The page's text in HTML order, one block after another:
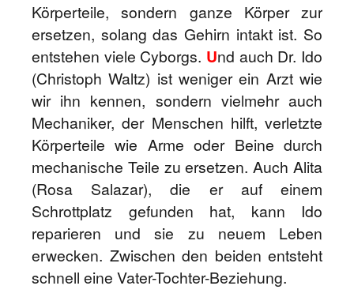
Körperteile, sondern ganze Körper zur
ersetzen, solang das Gehirn intakt ist. So
entstehen viele Cyborgs. Und auch Dr. Ido
(Christoph Waltz) ist weniger ein Arzt wie
wir ihn kennen, sondern vielmehr auch
Mechaniker, der Menschen hilft, verletzte
Körperteile wie Arme oder Beine durch
mechanische Teile zu ersetzen. Auch Alita
(Rosa Salazar), die er auf einem
Schrottplatz gefunden hat, kann Ido
reparieren und sie zu neuem Leben
erwecken. Zwischen den beiden entsteht
schnell eine Vater-Tochter-Beziehung.